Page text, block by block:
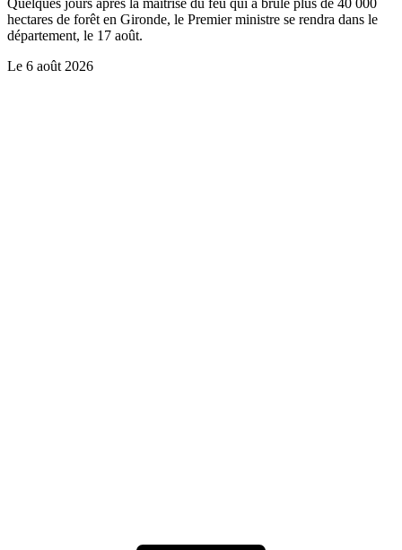
Quelques jours après la maîtrise du feu qui a brûlé plus de 40 000
hectares de forêt en Gironde, le Premier ministre se rendra dans le
département, le 17 août.
Le 6 août 2026